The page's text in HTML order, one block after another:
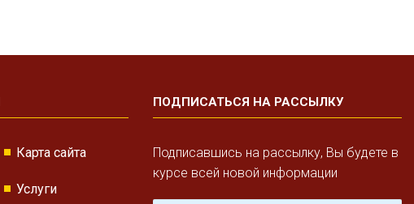
Карта сайта
Услуги
ПОДПИСАТЬСЯ НА РАССЫЛКУ
Подписавшись на рассылку, Вы будете в
курсе всей новой информации